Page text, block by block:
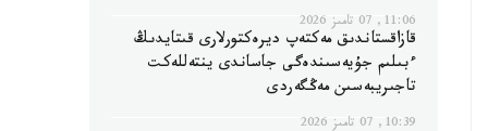
11:06, 07 تامىز 2026
قازاقستاندىق مەكتەپ ديرەكتورلارى قىتايدىڭ
ءبىلىم جۇيەسىندەگى جاساندى ينتەللەكت
تاجىريبەسىن مەڭگەردى
10:39, 07 تامىز 2026